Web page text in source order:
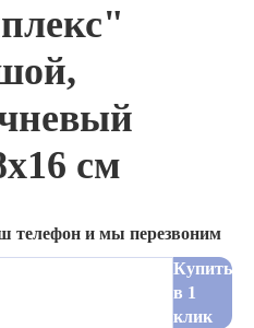
см
телефон и мы перезвоним
Купить
в 1
клик